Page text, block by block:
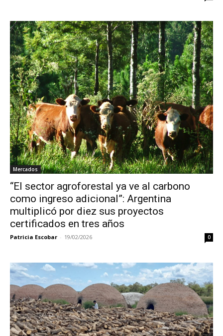
Mercados
“El sector agroforestal ya ve al carbono
como ingreso adicional”: Argentina
multiplicó por diez sus proyectos
certificados en tres años
Patricia Escobar - 19/02/2026 0